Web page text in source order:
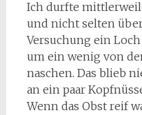
Ich durfte
und nicht selten
Versuchung ein
um ein wenig von
naschen. Das blieb
an ein paar
Wenn das Obst reif